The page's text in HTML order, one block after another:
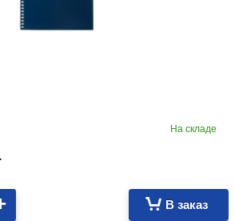
На складе
В заказ
из мелованного картона. Внутренний